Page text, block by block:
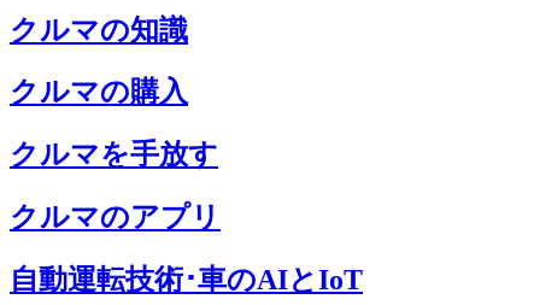
クルマの知識
クルマの購入
クルマを手放す
クルマのアプリ
自動運転技術･車のAIとIoT